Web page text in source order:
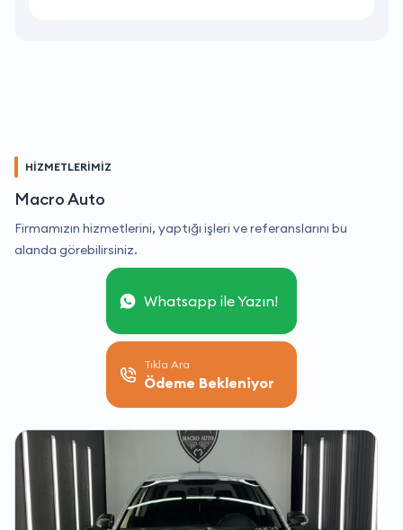
HİZMETLERİMİZ
Macro Auto
Firmamızın hizmetlerini, yaptığı işleri ve referanslarını bu
alanda görebilirsiniz.
Whatsapp ile Yazın!
Tıkla Ara
Ödeme Bekleniyor